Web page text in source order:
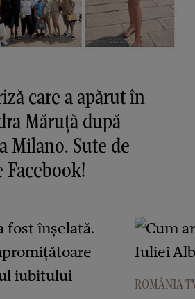
care a apărut în
Măruţă după
Milano. Sute de
ROMÂNIA